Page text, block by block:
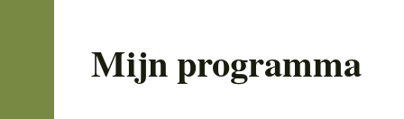
Mijn programma